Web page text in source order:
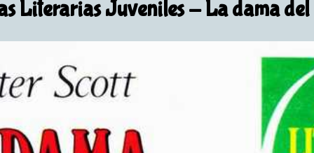
Literarias Juveniles- La dama del